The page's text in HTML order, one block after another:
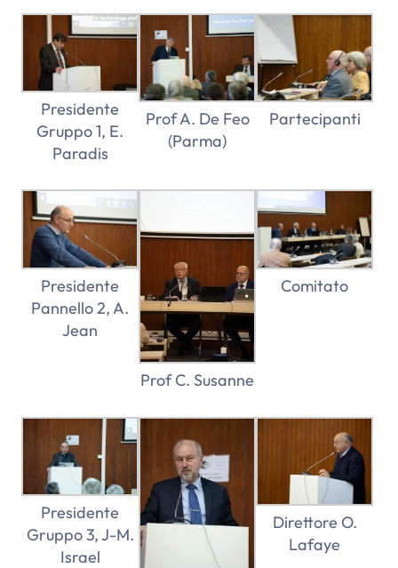
Presidente
Gruppo 1, E.
Paradis
Prof A. De Feo
(Parma)
Partecipanti
Presidente
Pannello 2, A.
Jean
Prof C. Susanne
Comitato
Presidente
Gruppo 3, J-M.
Israel
Direttore O.
Lafaye